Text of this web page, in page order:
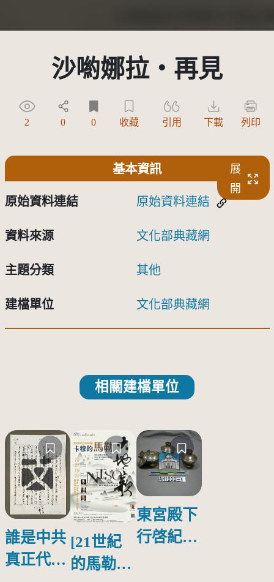
沙喲娜拉‧再見
2 0 0 收藏 引用 下載 列印
基本資訊
展
開
原始資料連結 原始資料連結
資料來源 文化部典藏網
主題分類 其他
建檔單位 文化部典藏網
相關建檔單位
誰是中共
真正代言
[21世紀
的馬勒、
東宮殿下
行啓紀念